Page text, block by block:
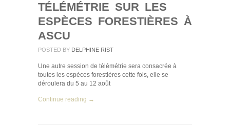
TÉLÉMÉTRIE SUR LES
ESPÈCES FORESTIÈRES À
ASCU
POSTED BY DELPHINE RIST
Une autre session de télémétrie sera consacrée à
toutes les espèces forestières cette fois, elle se
déroulera du 5 au 12 août
Continue reading →